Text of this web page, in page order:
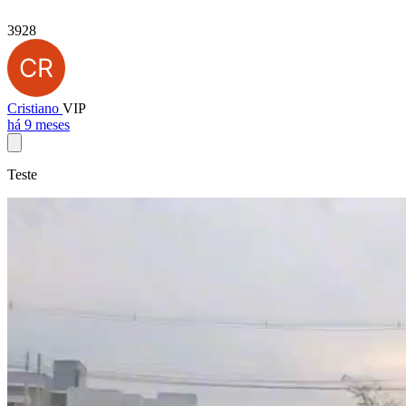
3928
Cristiano VIP
há 9 meses
Teste